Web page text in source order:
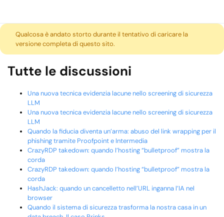
Qualcosa è andato storto durante il tentativo di caricare la
versione completa di questo sito.
Tutte le discussioni
Una nuova tecnica evidenzia lacune nello screening di sicurezza
LLM
Una nuova tecnica evidenzia lacune nello screening di sicurezza
LLM
Quando la fiducia diventa un’arma: abuso del link wrapping per il
phishing tramite Proofpoint e Intermedia
CrazyRDP takedown: quando l’hosting “bulletproof” mostra la
corda
CrazyRDP takedown: quando l’hosting “bulletproof” mostra la
corda
HashJack: quando un cancelletto nell’URL inganna l’IA nel
browser
Quando il sistema di sicurezza trasforma la nostra casa in un